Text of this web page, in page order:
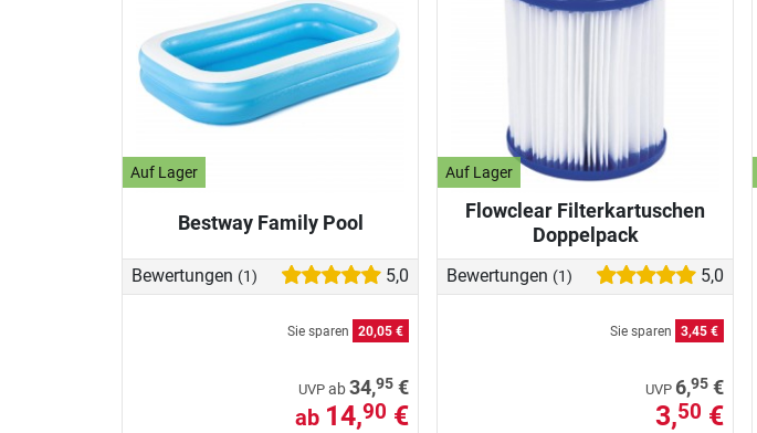
Auf Lager
Bestway Family Pool
Bewertungen (1) 5,0
Sie sparen 20,05 €
UVP ab34,95 €
ab 14,90 €
Auf Lager
Flowclear Filterkartuschen
Doppelpack
Bewertungen (1) 5,0
Sie sparen 3,45 €
UVP 6,95 €
3,50 €